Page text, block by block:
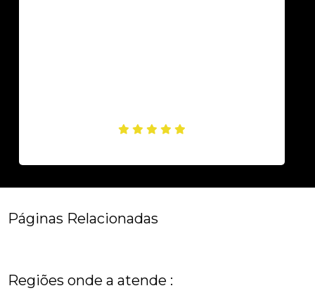
Páginas Relacionadas
Regiões onde a atende :